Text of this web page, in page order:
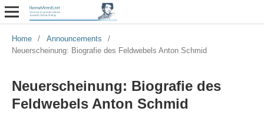
Home / Announcements
/
Neuerscheinung: Biografie des Feldwebels Anton Schmid
Neuerscheinung: Biografie des
Feldwebels Anton Schmid